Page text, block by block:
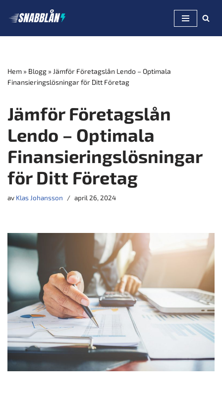
till
Hem » Blogg » Jämför Företagslån Lendo – Optimala
Finansieringslösningar för Ditt Företag
Jämför Företagslån
Lendo – Optimala
Finansieringslösningar
för Ditt Företag
av Klas Johansson april 26, 2024